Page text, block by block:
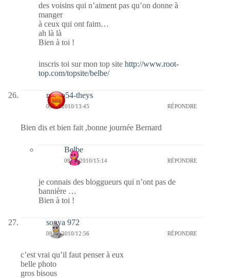
des voisins qui n’aiment pas qu’on donne à
manger
à ceux qui ont faim…
ah là là
Bien à toi !
inscris toi sur mon top site http://www.root-
top.com/topsite/belbe/
rolero54-theys
08/01/2010/13:45 RÉPONDRE
Bien dis et bien fait ,bonne journée Bernard
Belbe
08/01/2010/15:14 RÉPONDRE
je connais des bloggueurs qui n’ont pas de
bannière …
Bien à toi !
sonya 972
08/01/2010/12:56 RÉPONDRE
c’est vrai qu’il faut penser à eux
belle photo
gros bisous